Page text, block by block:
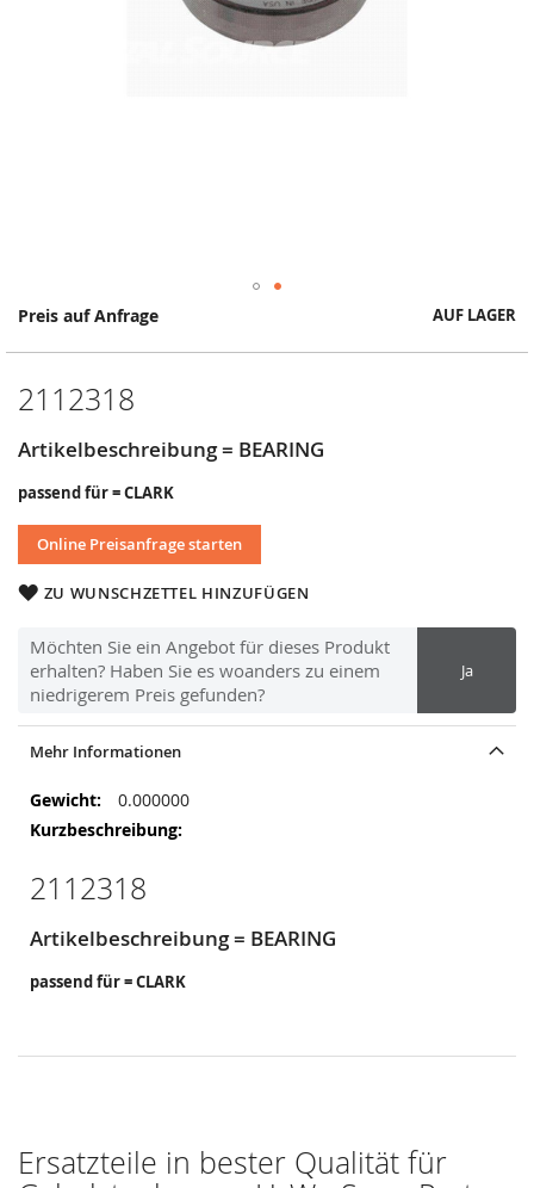
Preis auf Anfrage AUF LAGER
2112318
Artikelbeschreibung = BEARING
passend für = CLARK
Online Preisanfrage starten
ZU WUNSCHZETTEL HINZUFÜGEN
Möchten Sie ein Angebot für dieses Produkt
erhalten? Haben Sie es woanders zu einem
niedrigerem Preis gefunden?
Ja
Springe
Anfang
Bildergalerie
Mehr Informationen
Mehr
Informationen
0.000000
2112318
Artikelbeschreibung = BEARING
passend für = CLARK
Ersatzteile in bester Qualität für